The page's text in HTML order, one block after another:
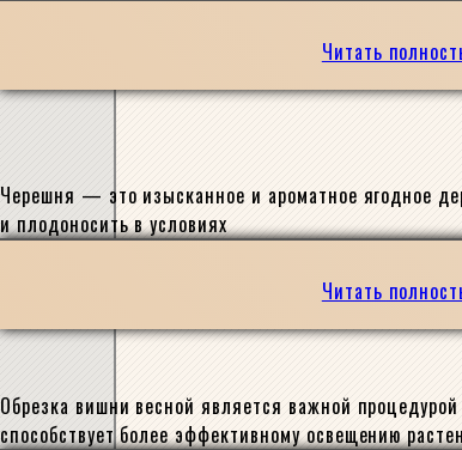
Читать
Черешня — это изысканное и ароматное ягодное
и плодоносить в условиях
Читать
Обрезка вишни весной является важной
способствует более эффективному освещению